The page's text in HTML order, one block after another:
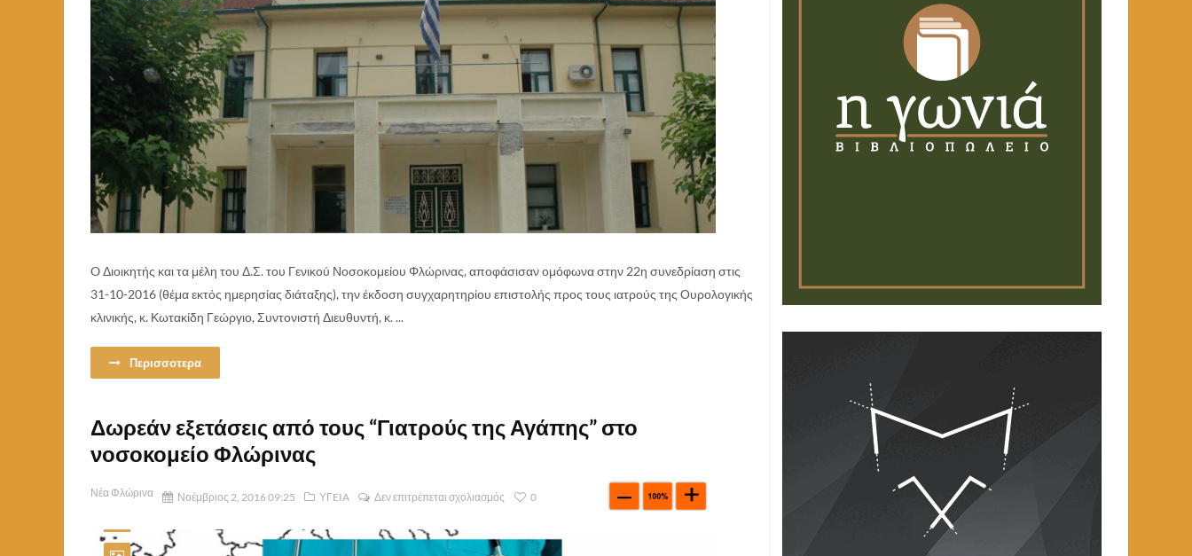
O Διοικητής και τα μέλη του Δ.Σ. του Γενικού Νοσοκομείου Φλώρινας, αποφάσισαν ομόφωνα στην 22η συνεδρίαση στις
31-10-2016 (θέμα εκτός ημερησίας διάταξης), την έκδοση συγχαρητηρίου επιστολής προς τους ιατρούς της Ουρολογικής
κλινικής, κ. Κωτακίδη Γεώργιο, Συντονιστή Διευθυντή, κ. ...
Περισσοτερα
Δωρεάν εξετάσεις από τους “Γιατρούς της Αγάπης” στο
νοσοκομείο Φλώρινας
Νέα Φλώρινα Νοέμβριος 2, 2016 09:25 ΥΓEIA Δεν επιτρέπεται σχολιασμός 0